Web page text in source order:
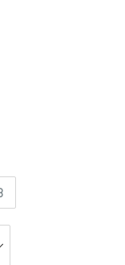
lees momenteel pagina